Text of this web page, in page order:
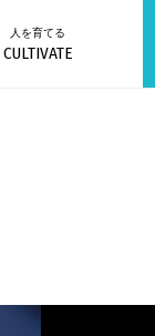
人を育てる
CULTIVATE